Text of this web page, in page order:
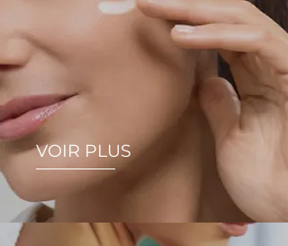
VOIR PLUS